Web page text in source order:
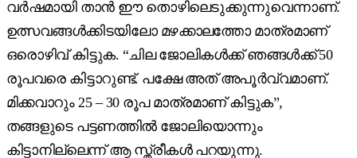
വർഷമായി താൻ ഈ തൊഴിലെടുക്കുന്നുവെന്നാണ്.
ഉത്സവങ്ങൾക്കിടയിലോ മഴക്കാലത്തോ മാത്രമാണ്
ഒരൊഴിവ് കിട്ടുക. “ചില ജോലികൾക്ക് ഞങ്ങൾക്ക് 50
രൂപവരെ കിട്ടാറുണ്ട്. പക്ഷേ അത് അപൂർവ്വമാണ്.
മിക്കവാറും 25 – 30 രൂപ മാത്രമാണ് കിട്ടുക”,
തങ്ങളുടെ പട്ടണത്തിൽ ജോലിയൊന്നും
കിട്ടാനില്ലെന്ന് ആ സ്ത്രീകൾ പറയുന്നു.